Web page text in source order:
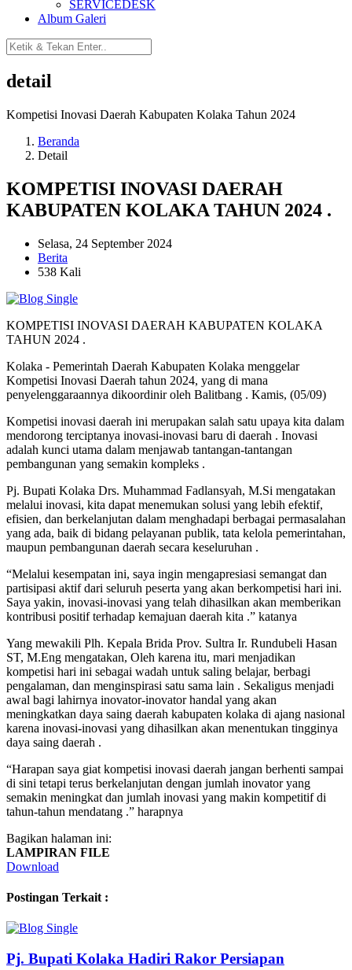
SERVICEDESK
Album Galeri
detail
Kompetisi Inovasi Daerah Kabupaten Kolaka Tahun 2024
Beranda
Detail
KOMPETISI INOVASI DAERAH
KABUPATEN KOLAKA TAHUN 2024 .
Selasa, 24 September 2024
Berita
538 Kali
KOMPETISI INOVASI DAERAH KABUPATEN KOLAKA
TAHUN 2024 .
Kolaka - Pemerintah Daerah Kabupaten Kolaka menggelar
Kompetisi Inovasi Daerah tahun 2024, yang di mana
penyelenggaraannya dikoordinir oleh Balitbang . Kamis, (05/09)
Kompetisi inovasi daerah ini merupakan salah satu upaya kita dalam
mendorong terciptanya inovasi-inovasi baru di daerah . Inovasi
adalah kunci utama dalam menjawab tantangan-tantangan
pembangunan yang semakin kompleks .
Pj. Bupati Kolaka Drs. Muhammad Fadlansyah, M.Si mengatakan
melalui inovasi, kita dapat menemukan solusi yang lebih efektif,
efisien, dan berkelanjutan dalam menghadapi berbagai permasalahan
yang ada, baik di bidang pelayanan publik, tata kelola pemerintahan,
maupun pembangunan daerah secara keseluruhan .
“Melalui kesempatan ini, saya ingin mengapresiasi semangat dan
partisipasi aktif dari seluruh peserta yang akan berkompetisi hari ini.
Saya yakin, inovasi-inovasi yang telah dihasilkan akan memberikan
kontribusi positif terhadap kemajuan daerah kita .” katanya
Yang mewakili Plh. Kepala Brida Prov. Sultra Ir. Rundubeli Hasan
ST, M.Eng mengatakan, Oleh karena itu, mari menjadikan
kompetisi hari ini sebagai wadah untuk saling belajar, berbagi
pengalaman, dan menginspirasi satu sama lain . Sekaligus menjadi
awal bagi lahirnya inovator-inovator handal yang akan
meningkatkan daya saing daerah kabupaten kolaka di ajang nasional
karena inovasi-inovasi yang dihasilkan akan menentukan tingginya
daya saing daerah .
“Harapan saya giat kompetisi inovasi daerah jangan berhenti sampai
di sini tetapi terus berkelanjutan dengan jumlah inovator yang
semakin meningkat dan jumlah inovasi yang makin kompetitif di
tahun-tahun mendatang .” harapnya
Bagikan halaman ini:
LAMPIRAN FILE
Download
Postingan Terkait :
Pj. Bupati Kolaka Hadiri Rakor Persiapan